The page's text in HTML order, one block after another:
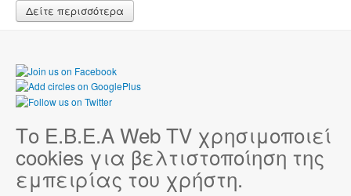
Δείτε περισσότερα
Το Ε.Β.Ε.Α Web TV χρησιμοποιεί
cookies για βελτιστοποίηση της
εμπειρίας του χρήστη.